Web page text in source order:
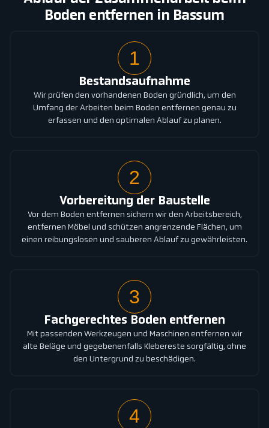
Boden entfernen in Bassum
1
Bestandsaufnahme
Wir prüfen den vorhandenen Boden gründlich, um den
Umfang der Arbeiten beim Boden entfernen genau zu
erfassen und den optimalen Ablauf zu planen.
2
Vorbereitung der Baustelle
Vor dem Boden entfernen sichern wir den Arbeitsbereich,
entfernen Möbel und schützen angrenzende Flächen, um
einen reibungslosen und sauberen Ablauf zu gewährleisten.
3
Fachgerechtes Boden entfernen
Mit passenden Werkzeugen und Maschinen entfernen wir
alte Beläge und gegebenenfalls Klebereste sorgfältig, ohne
den Untergrund zu beschädigen.
4